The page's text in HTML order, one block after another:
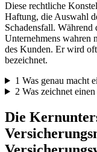
Diese rechtliche
Haftung, die Auswahl
Schadensfall. Während
Unternehmens wahren
des Kunden. Er wird
bezeichnet.
1 Was genau macht
2 Was zeichnet
Die